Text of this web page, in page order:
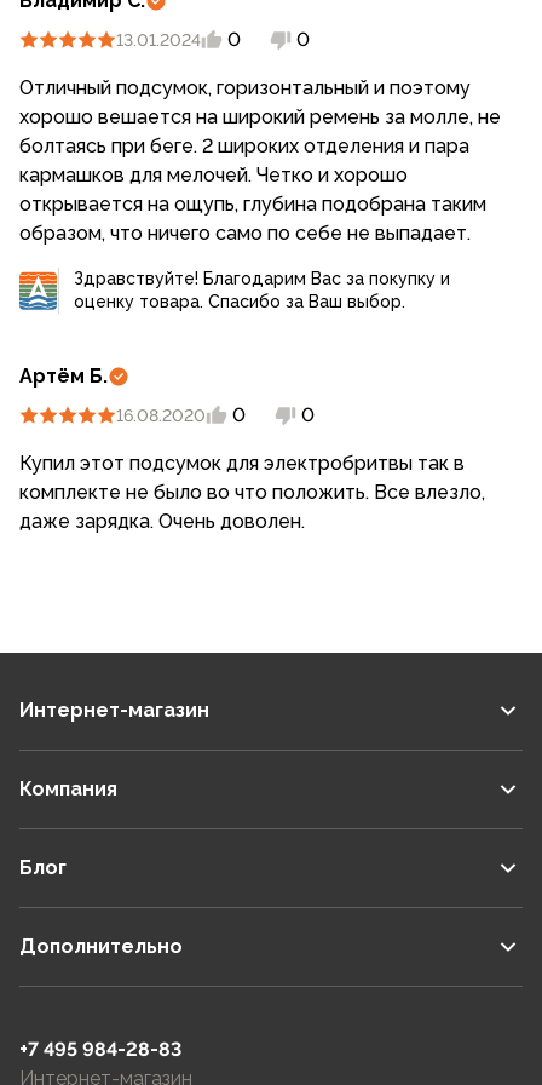
13.01.2024 0 0
Отличный подсумок, горизонтальный и поэтому
хорошо вешается на широкий ремень за молле, не
болтаясь при беге. 2 широких отделения и пара
кармашков для мелочей. Четко и хорошо
открывается на ощупь, глубина подобрана таким
образом, что ничего само по себе не выпадает.
Здравствуйте! Благодарим Вас за покупку и
оценку товара. Спасибо за Ваш выбор.
Артём Б.
16.08.2020 0 0
Купил этот подсумок для электробритвы так в
комплекте не было во что положить. Все влезло,
даже зарядка. Очень доволен.
Интернет-магазин
Компания
Блог
Дополнительно
+7 495 984-28-83
Интернет-магазин